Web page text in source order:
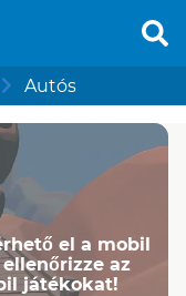
Autós
el a mobil
az
játékokat!